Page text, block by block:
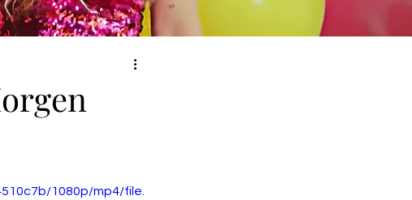
1080p/mp4/file.